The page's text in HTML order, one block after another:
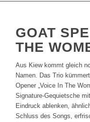
GOAT
THE
Aus Kiew kommt gleich
Namen. Das Trio
Opener „Voice In The
Signature-Gequietsche
Eindruck ablenken,
Schluss des Songs,